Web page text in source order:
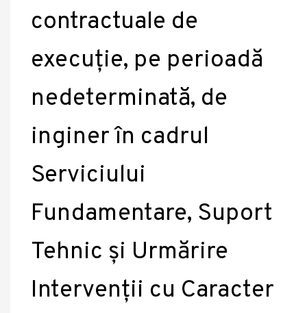
contractuale de
execuție, pe perioadă
nedeterminată, de
inginer în cadrul
Serviciului
Fundamentare, Suport
Tehnic și Urmărire
Intervenții cu Caracter